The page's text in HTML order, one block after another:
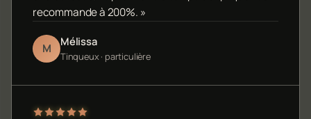
recommande à 200%. »
M Mélissa
Tinqueux · particulière